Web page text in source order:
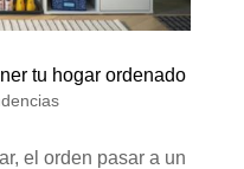
tu hogar ordenado
el orden pasar a un